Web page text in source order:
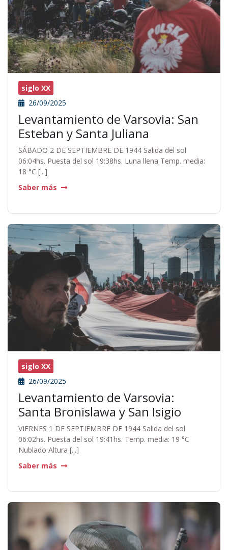
siglo XX
26/09/2025
Levantamiento de Varsovia: San
Esteban y Santa Juliana
SÁBADO 2 DE SEPTIEMBRE DE 1944 Salida del sol
06:04hs. Puesta del sol 19:38hs. Luna llena Temp. media:
18 °C [...]
Saber más
siglo XX
26/09/2025
Levantamiento de Varsovia:
Santa Bronislawa y San Isigio
VIERNES 1 DE SEPTIEMBRE DE 1944 Salida del sol
06:02hs. Puesta del sol 19:41hs. Temp. media: 19 °C
Nublado Altura [...]
Saber más